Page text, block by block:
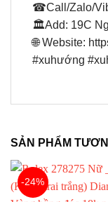
☎Call/Zalo/
🏛Add: 19C
🌐 Website:
#xuhướng
SẢN PHẨM
-24%